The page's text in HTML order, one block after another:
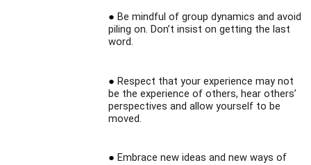
Be mindful of group dynamics and avoid
piling on. Don’t insist on getting the last
word.
Respect that your experience may not
be the experience of others, hear others’
perspectives and allow yourself to be
moved.
Embrace new ideas and new ways of